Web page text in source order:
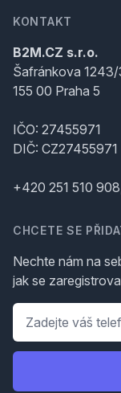
KONTAKT
B2M.CZ s.r.o.
Šafránkova 1243/
155 00 Praha 5
IČO: 27455971
DIČ: CZ27455971
+420 251 510
CHCETE SE
Nechte nám na
jak se
Telefon